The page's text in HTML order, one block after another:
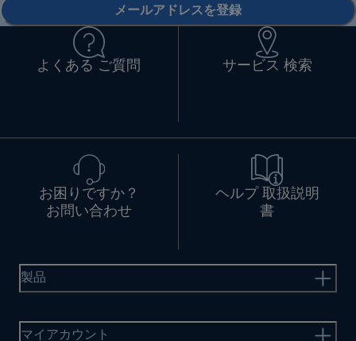
メールアドレスを登録
よくある ご質問 サービス 検索
お困りですか？
お問い合わせ
ヘルプ 取扱説明
書
製品
マイアカウント